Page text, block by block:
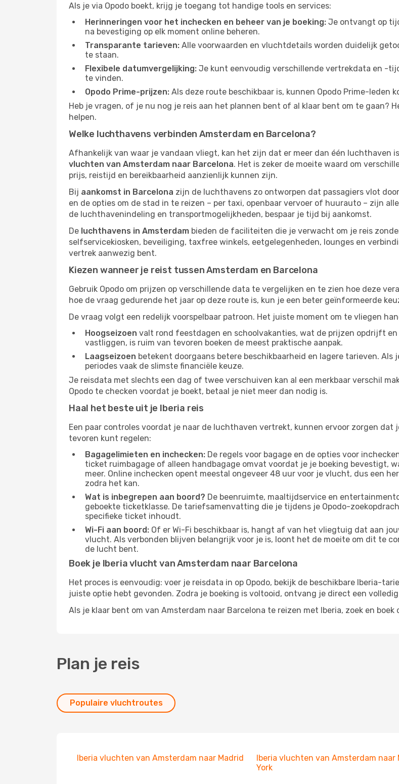
Als je via Opodo boekt, krijg je toegang tot handige tools en services:
Herinneringen voor het inchecken en beheer van je boeking: Je ontvangt op
na bevestiging op elk moment online beheren.
Transparante tarieven: Alle voorwaarden en vluchtdetails worden duidelijk
te staan.
Flexibele datumvergelijking: Je kunt eenvoudig verschillende vertrekdata en -
te vinden.
Opodo Prime-prijzen: Als deze route beschikbaar is, kunnen Opodo Prime-
Heb je vragen, of je nu nog je reis aan het plannen bent of al klaar bent om te gaan?
helpen.
Welke luchthavens verbinden Amsterdam en Barcelona?
Afhankelijk van waar je vandaan vliegt, kan het zijn dat er meer dan één luchthaven
vluchten van Amsterdam naar Barcelona. Het is zeker de moeite waard om
prijs, reistijd en bereikbaarheid aanzienlijk kunnen zijn.
Bij aankomst in Barcelona zijn de luchthavens zo ontworpen dat passagiers vlot
en de opties om de stad in te reizen – per taxi, openbaar vervoer of huurauto – zijn
de luchthavenindeling en transportmogelijkheden, bespaar je tijd bij aankomst.
De luchthavens in Amsterdam bieden de faciliteiten die je verwacht om je reis
selfservicekiosken, beveiliging, taxfree winkels, eetgelegenheden, lounges en
vertrek aanwezig bent.
Kiezen wanneer je reist tussen Amsterdam en Barcelona
Gebruik Opodo om prijzen op verschillende data te vergelijken en te zien hoe deze
hoe de vraag gedurende het jaar op deze route is, kun je een beter geïnformeerde
De vraag volgt een redelijk voorspelbaar patroon. Het juiste moment om te vliegen
Hoogseizoen valt rond feestdagen en schoolvakanties, wat de prijzen opdrijft
vastliggen, is ruim van tevoren boeken de meest praktische aanpak.
Laagseizoen betekent doorgaans betere beschikbaarheid en lagere tarieven.
periodes vaak de slimste financiële keuze.
Je reisdata met slechts een dag of twee verschuiven kan al een merkbaar verschil
Opodo te checken voordat je boekt, betaal je niet meer dan nodig is.
Haal het beste uit je Iberia reis
Een paar controles voordat je naar de luchthaven vertrekt, kunnen ervoor zorgen dat
tevoren kunt regelen:
Bagagelimieten en inchecken: De regels voor bagage en de opties voor
ticket ruimbagage of alleen handbagage omvat voordat je je boeking bevestigt,
meer. Online inchecken opent meestal ongeveer 48 uur voor je vlucht, dus een
zodra het kan.
Wat is inbegrepen aan boord? De beenruimte, maaltijdservice en
geboekte ticketklasse. De tariefsamenvatting die je tijdens je Opodo-
specifieke ticket inhoudt.
Wi-Fi aan boord: Of er Wi-Fi beschikbaar is, hangt af van het vliegtuig dat aan
vlucht. Als verbonden blijven belangrijk voor je is, loont het de moeite om dit te
de lucht bent.
Boek je Iberia vlucht van Amsterdam naar Barcelona
Het proces is eenvoudig: voer je reisdata in op Opodo, bekijk de beschikbare Iberia-
juiste optie hebt gevonden. Zodra je boeking is voltooid, ontvang je direct een
Als je klaar bent om van Amsterdam naar Barcelona te reizen met Iberia, zoek en boek
Plan je reis
Populaire vluchtroutes
Iberia vluchten van Amsterdam naar Madrid
Iberia vluchten van Amsterdam naar
York